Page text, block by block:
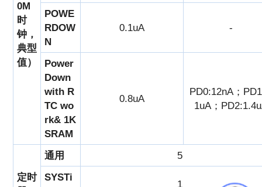
0M
时
钟，
典型
值）
POWE
RDOW
N
0.1uA -
Power
Down
with R
TC wo
rk& 1K
SRAM
0.8uA
PD0:12nA；
1uA；
定时
通用 5
SYSTi
1